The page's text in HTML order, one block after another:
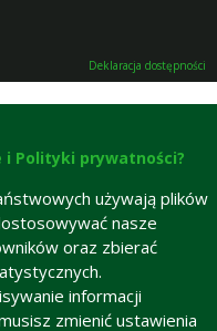
Deklaracja dostępności
i Polityki prywatności?
używają plików
nasze
oraz zbierać
informacji
zmienić ustawienia